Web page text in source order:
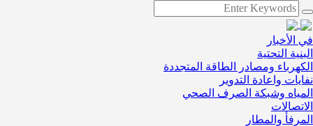
في الأخبار
البنية التحتية
الكهرباء ومصادر الطاقة المتجددة
نفايات واعادة التدوير
المياه وشبكة الصرف الصحي
الاتصالات
المرفأ والمطار